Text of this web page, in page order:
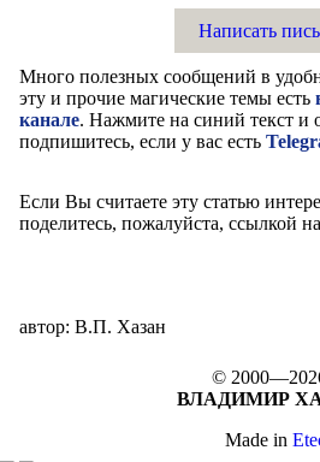
Написать
Много полезных сообщений в
эту и прочие магические темы есть
канале. Нажмите на синий текст и
подпишитесь, если у вас есть
Если Вы считаете эту статью
поделитесь, пожалуйста, ссылкой
автор: В.П. Хазан
©
ВЛАДИМИР
Made in